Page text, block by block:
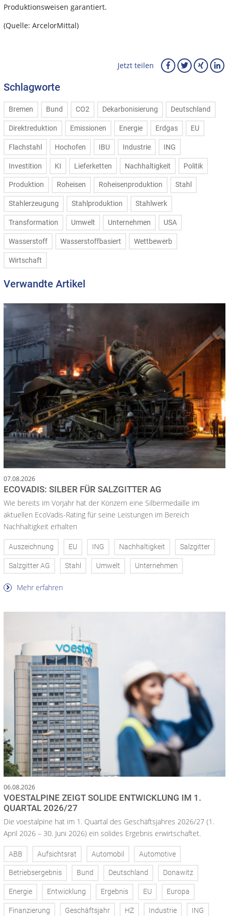
Produktionsweisen garantiert.
(Quelle: ArcelorMittal)
Jetzt teilen
Schlagworte
Bremen Bund CO2 Dekarbonisierung Deutschland
Direktreduktion Emissionen Energie Erdgas EU
Flachstahl Hochofen IBU Industrie ING
Investition KI Lieferketten Nachhaltigkeit Politik
Produktion Roheisen Roheisenproduktion Stahl
Stahlerzeugung Stahlproduktion Stahlwerk
Transformation Umwelt Unternehmen USA
Wasserstoff Wasserstoffbasiert Wettbewerb
Wirtschaft
Verwandte Artikel
07.08.2026
ECOVADIS: SILBER FÜR SALZGITTER AG
Wie bereits im Vorjahr hat der Konzern eine Silbermedaille im
aktuellen EcoVadis-Rating für seine Leistungen im Bereich
Nachhaltigkeit erhalten
Auszeichnung EU ING Nachhaltigkeit Salzgitter
Salzgitter AG Stahl Umwelt Unternehmen
Mehr erfahren
06.08.2026
VOESTALPINE ZEIGT SOLIDE ENTWICKLUNG IM 1.
QUARTAL 2026/27
Die voestalpine hat im 1. Quartal des Geschäftsjahres 2026/27 (1.
April 2026 – 30. Juni 2026) ein solides Ergebnis erwirtschaftet.
ABB Aufsichtsrat Automobil Automotive
Betriebsergebnis Bund Deutschland Donawitz
Energie Entwicklung Ergebnis EU Europa
Finanzierung Geschäftsjahr HZ Industrie ING